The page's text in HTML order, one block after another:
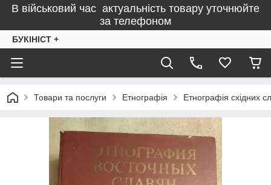
В військовий час актуальність товару уточнюйте
за телефоном
БУКІНІСТ +
Товари та послуги Етнографія Етнографія східних